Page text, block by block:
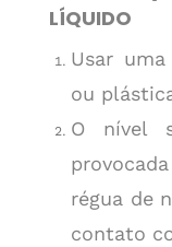
LÍQUIDO
Usar
ou
O nível
régua de
contato